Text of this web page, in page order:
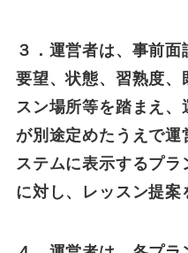
３．運営者は、事前
要望、状態、習熟度、
スン場所等を踏まえ
が別途定めたうえで
ステムに表示するプ
に対し、レッスン提案